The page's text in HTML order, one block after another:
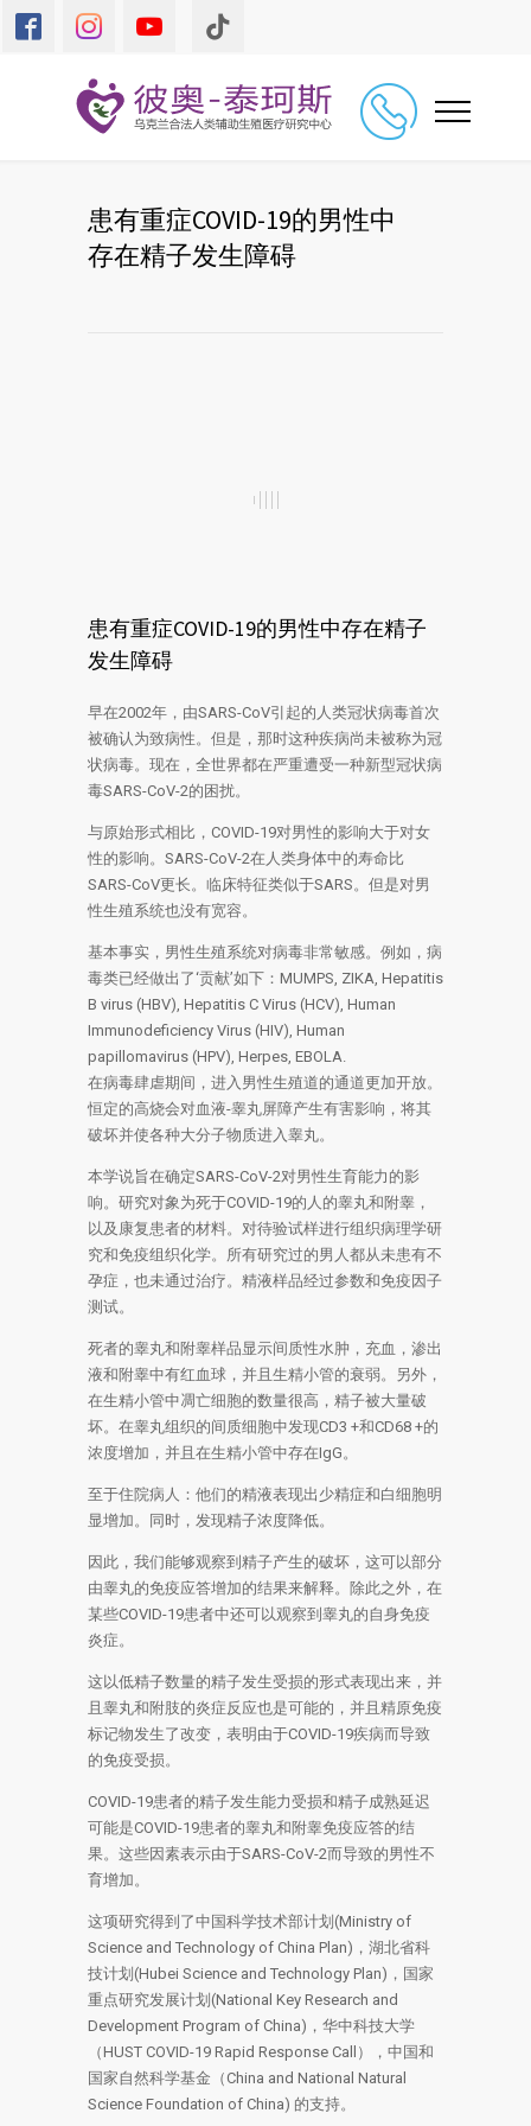
患有重症COVID-19的男性中
存在精子发生障碍
患有重症COVID-19的男性中存在精子
发生障碍
早在2002年，由SARS-CoV引起的人类冠状病毒首次
被确认为致病性。但是，那时这种疾病尚未被称为冠
状病毒。现在，全世界都在严重遭受一种新型冠状病
毒SARS-CoV-2的困扰。
与原始形式相比，COVID-19对男性的影响大于对女
性的影响。SARS-CoV-2在人类身体中的寿命比
SARS-CoV更长。临床特征类似于SARS。但是对男
性生殖系统也没有宽容。
基本事实，男性生殖系统对病毒非常敏感。例如，病
毒类已经做出了‘贡献’如下：MUMPS, ZIKA, Hepatitis
B virus (HBV), Hepatitis C Virus (HCV), Human
Immunodeficiency Virus (HIV), Human
papillomavirus (HPV), Herpes, EBOLA.
在病毒肆虐期间，进入男性生殖道的通道更加开放。
恒定的高烧会对血液-睾丸屏障产生有害影响，将其
破坏并使各种大分子物质进入睾丸。
本学说旨在确定SARS-CoV-2对男性生育能力的影
响。研究对象为死于COVID-19的人的睾丸和附睾，
以及康复患者的材料。对待验试样进行组织病理学研
究和免疫组织化学。所有研究过的男人都从未患有不
孕症，也未通过治疗。精液样品经过参数和免疫因子
测试。
死者的睾丸和附睾样品显示间质性水肿，充血，渗出
液和附睾中有红血球，并且生精小管的衰弱。另外，
在生精小管中凋亡细胞的数量很高，精子被大量破
坏。在睾丸组织的间质细胞中发现CD3 +和CD68 +的
浓度增加，并且在生精小管中存在IgG。
至于住院病人：他们的精液表现出少精症和白细胞明
显增加。同时，发现精子浓度降低。
因此，我们能够观察到精子产生的破坏，这可以部分
由睾丸的免疫应答增加的结果来解释。除此之外，在
某些COVID-19患者中还可以观察到睾丸的自身免疫
炎症。
这以低精子数量的精子发生受损的形式表现出来，并
且睾丸和附肢的炎症反应也是可能的，并且精原免疫
标记物发生了改变，表明由于COVID-19疾病而导致
的免疫受损。
COVID-19患者的精子发生能力受损和精子成熟延迟
可能是COVID-19患者的睾丸和附睾免疫应答的结
果。这些因素表示由于SARS-CoV-2而导致的男性不
育增加。
这项研究得到了中国科学技术部计划(Ministry of
Science and Technology of China Plan)，湖北省科
技计划(Hubei Science and Technology Plan)，国家
重点研究发展计划(National Key Research and
Development Program of China)，华中科技大学
（HUST COVID-19 Rapid Response Call），中国和
国家自然科学基金（China and National Natural
Science Foundation of China) 的支持。